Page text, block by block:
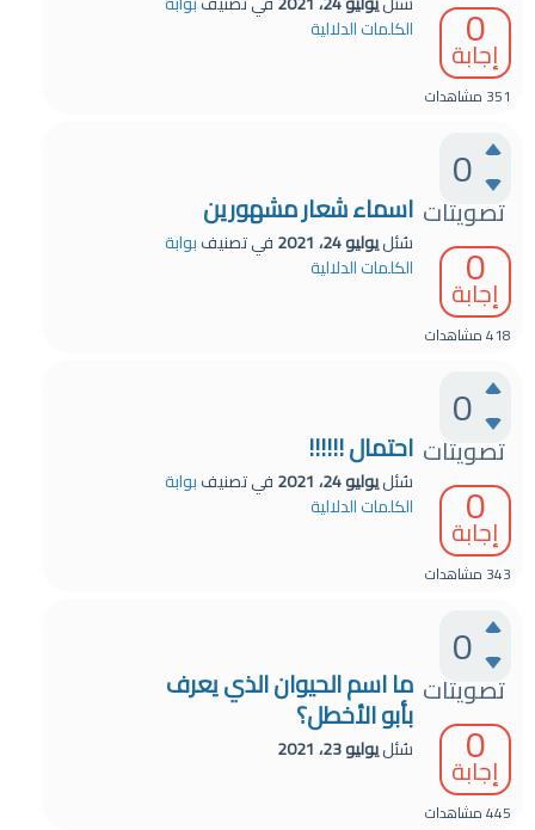
0
إجابة
351 مشاهدات
الكلمات الدلالية
0
تصويتات
0
إجابة
418مشاهدات
اسماء شعار مشهورين
سُئليوليو 24، 2021 في تصنيفبوابة
الكلمات الدلالية
0
تصويتات
0
إجابة
343 مشاهدات
احتمال !!!!!!
سُئليوليو 24، 2021 في تصنيفبوابة
الكلمات الدلالية
0
تصويتات
0
إجابة
445مشاهدات
ما اسم الحيوان الذي يعرف
بأبو الأخطل؟
سُئليوليو 23، 2021